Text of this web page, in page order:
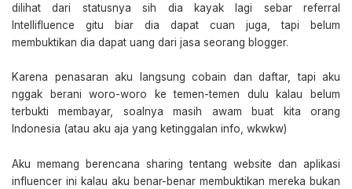
dilihat dari statusnya sih dia kayak lagi sebar referral
Intellifluence gitu biar dia dapat cuan juga, tapi belum
membuktikan dia dapat uang dari jasa seorang blogger.
Karena penasaran aku langsung cobain dan daftar, tapi aku
nggak berani woro-woro ke temen-temen dulu kalau belum
terbukti membayar, soalnya masih awam buat kita orang
Indonesia (atau aku aja yang ketinggalan info, wkwkw)
Aku memang berencana sharing tentang website dan aplikasi
influencer ini kalau aku benar-benar membuktikan mereka bukan